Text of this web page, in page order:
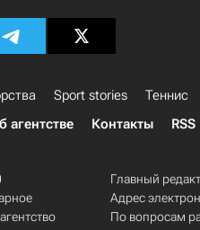
Sport stories Теннис
агентстве Контакты RSS
Главный
Адрес
По вопросам